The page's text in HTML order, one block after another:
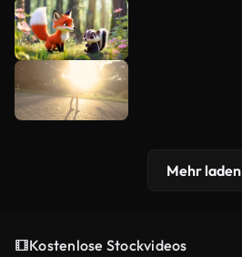
Mehr laden
Kostenlose Stockvideos